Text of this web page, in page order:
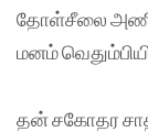
தோள்சீலை
மனம்
தன் சகோதர